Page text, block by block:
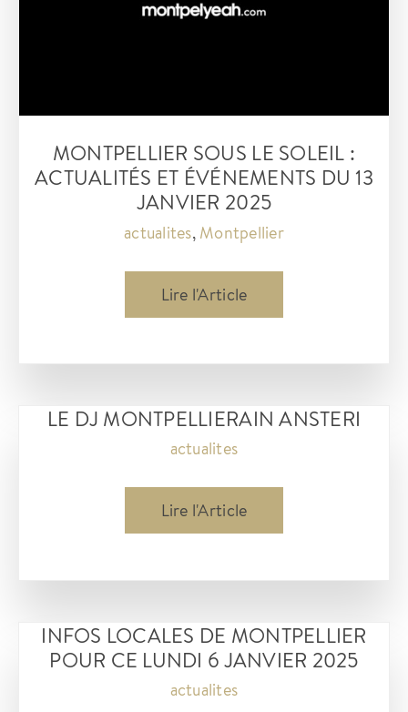
MONTPELLIER SOUS LE SOLEIL :
ACTUALITÉS ET ÉVÉNEMENTS DU 13
JANVIER 2025
actualites, Montpellier
Montpellier
sous
événements
du
Lire l'Article
LE DJ MONTPELLIERAIN ANSTERI
actualites
le
dj
Lire l'Article
INFOS LOCALES DE MONTPELLIER
POUR CE LUNDI 6 JANVIER 2025
actualites